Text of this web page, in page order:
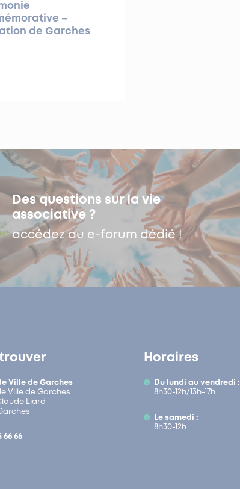
–
de Garches
Des questions sur la vie
associative ?
accédez au e-forum dédié !
trouver
Ville de Garches
Ville de Garches
Liard
66 66
Horaires
Du lundi au vendredi :
8h30-12h/13h-17h
Le samedi :
8h30-12h